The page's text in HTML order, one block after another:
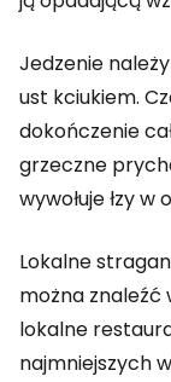
Jedzenie
ust kciukiem.
dokończenie
grzeczne
wywołuje łzy
Lokalne
można znaleźć
lokalne
najmniejszych